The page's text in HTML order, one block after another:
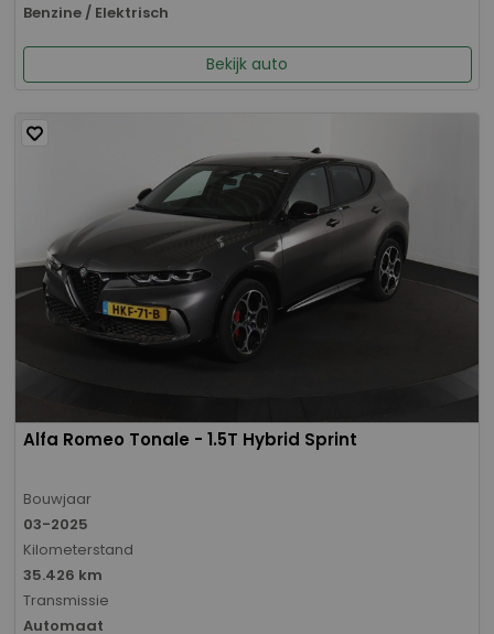
Benzine / Elektrisch
Bekijk auto
Alfa Romeo Tonale - 1.5T Hybrid Sprint
Bouwjaar
03-2025
Kilometerstand
35.426 km
Transmissie
Automaat